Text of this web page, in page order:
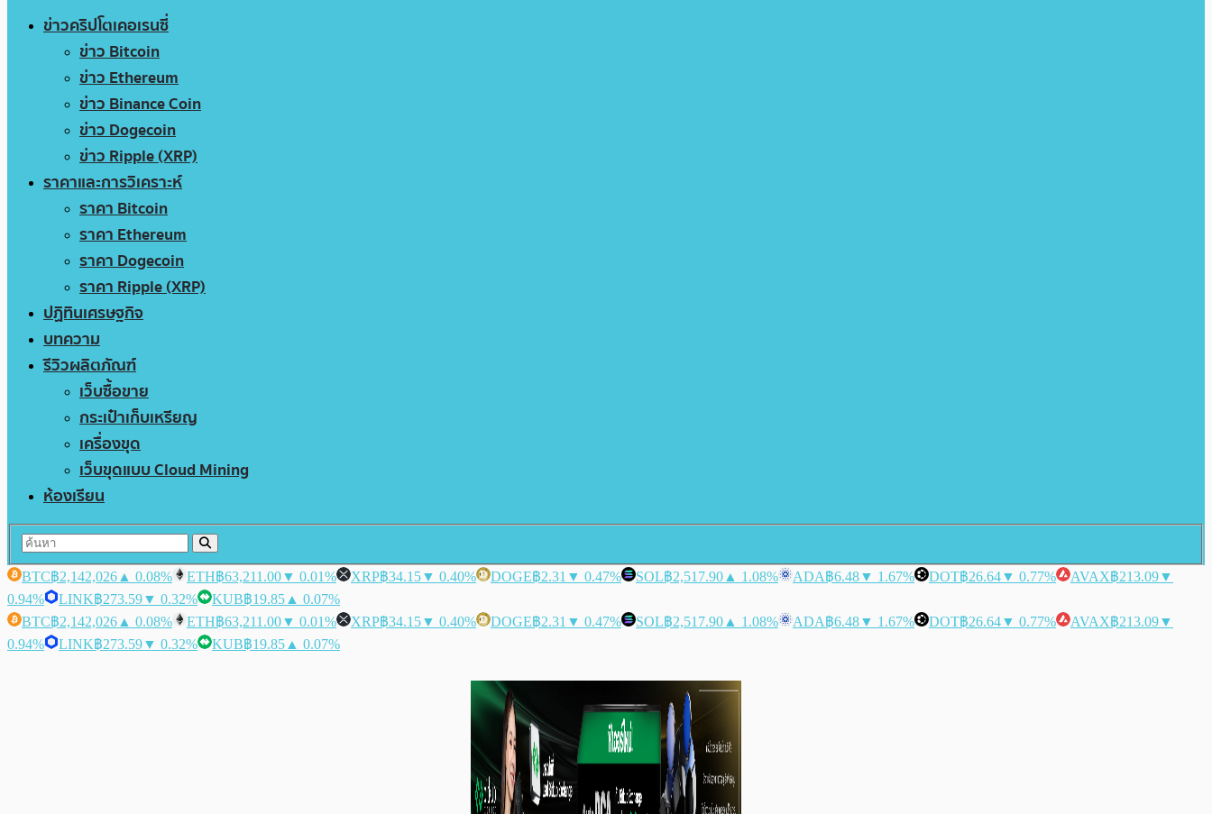
ข่าวคริปโตเคอเรนซี่
ข่าว Bitcoin
ข่าว Ethereum
ข่าว Binance Coin
ข่าว Dogecoin
ข่าว Ripple (XRP)
ราคาและการวิเคราะห์
ราคา Bitcoin
ราคา Ethereum
ราคา Dogecoin
ราคา Ripple (XRP)
ปฏิทินเศรษฐกิจ
บทความ
รีวิวผลิตภัณฑ์
เว็บซื้อขาย
กระเป๋าเก็บเหรียญ
เครื่องขุด
เว็บขุดแบบ Cloud Mining
ห้องเรียน
BTC฿2,142,026 ▲ 0.08% ETH฿63,211.00▼ 0.01% XRP฿34.15▼ 0.40% DOGE฿2.31 ▼ 0.47% SOL฿2,517.90 ▲ 1.08% ADA฿6.48▼ 1.67% DOT฿26.64▼ 0.77% AVAX฿213.09▼
0.94%
LINK฿273.59▼ 0.32% KUB฿19.85 ▲ 0.07%
BTC฿2,142,026 ▲ 0.08% ETH฿63,211.00▼ 0.01% XRP฿34.15▼ 0.40% DOGE฿2.31 ▼ 0.47% SOL฿2,517.90 ▲ 1.08% ADA฿6.48▼ 1.67% DOT฿26.64▼ 0.77% AVAX฿213.09▼
0.94%
LINK฿273.59▼ 0.32% KUB฿19.85 ▲ 0.07%